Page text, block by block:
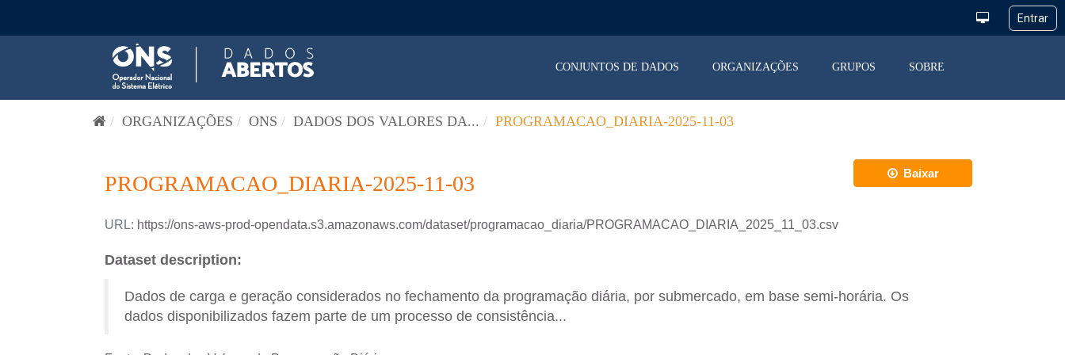
CONJUNTOS DE DADOS ORGANIZAÇÕES GRUPOS SOBRE
ORGANIZAÇÕES ONS DADOS DOS VALORES DA... PROGRAMACAO_DIARIA-2025-11-03
Baixar
PROGRAMACAO_DIARIA-2025-11-03
URL: https://ons-aws-prod-opendata.s3.amazonaws.com/dataset/programacao_diaria/PROGRAMACAO_DIARIA_2025_11_03.csv
Dataset description:
Dados de carga e geração considerados no fechamento da programação diária, por submercado, em base semi-horária. Os
dados disponibilizados fazem parte de um processo de consistência...